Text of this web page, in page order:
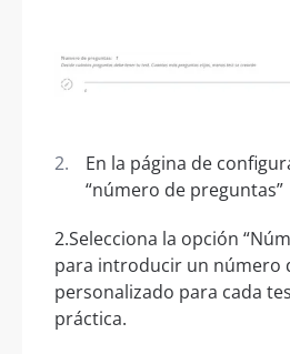
En la página de
“número de preguntas”
2.Selecciona la opción
para introducir un número
personalizado para cada
práctica.